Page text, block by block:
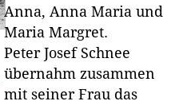
Anna, Anna Maria und
Maria Margret.
Peter Josef Schnee
übernahm zusammen
mit seiner Frau das